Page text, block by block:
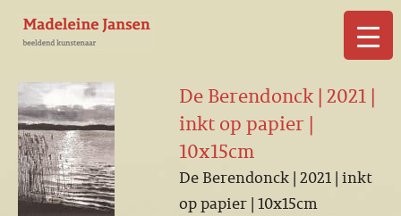
De Berendonck | 2021 |
inkt op papier |
10x15cm
De Berendonck | 2021 | inkt
op papier | 10x15cm
▼